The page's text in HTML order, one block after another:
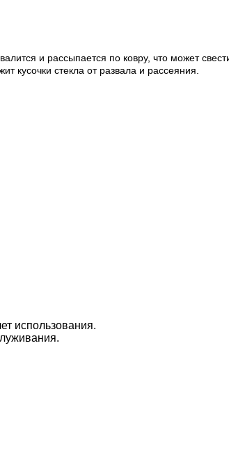
и рассыпается по ковру, что может
кусочки стекла от развала и рассеяния.
использования.